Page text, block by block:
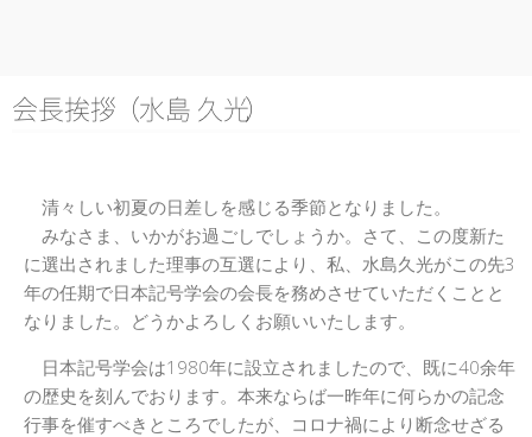
学会の沿革
研究発表について
研究会・研究プロジェクト
日本記号学会第46回大会
（2026/7/11・7/12）「パース
記号論のフロンティア」特設ペ
ージ
会長挨拶（水島 久 光）
清々しい初夏の日差しを感じる季節となりました。
みなさま、いかがお過ごしでしょうか。さて、この度新た
に選出されました理事の互選により、私、水島久光がこの先3
年の任期で日本記号学会の会長を務めさせていただくことと
なりました。どうかよろしくお願いいたします。
日本記号学会は1980年に設立されましたので、既に40余年
の歴史を刻んでおります。本来ならば一昨年に何らかの記念
行事を催すべきところでしたが、コロナ禍により断念せざる